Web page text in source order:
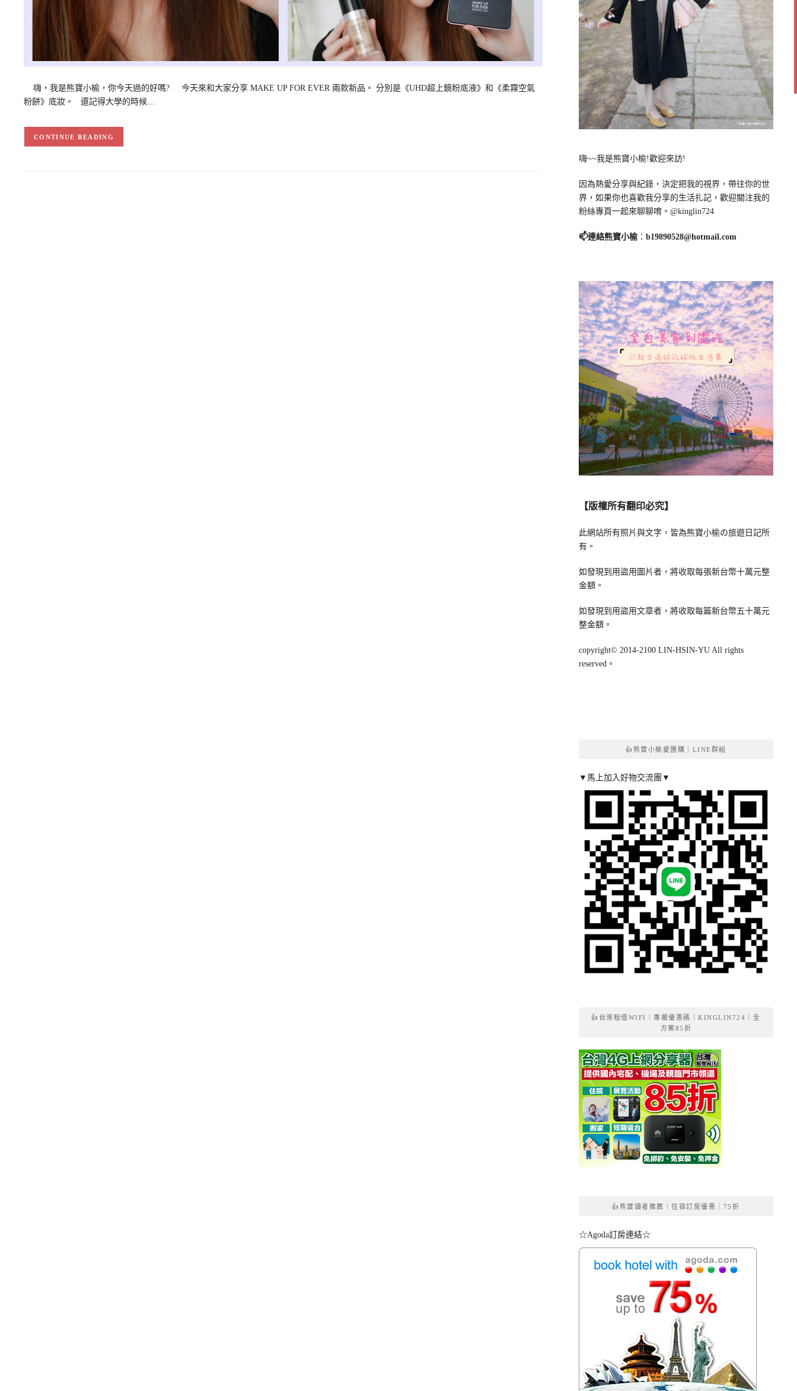
嗨，我是熊寶小榆，你今天過的好嗎? 今天來和大家分享 MAKE UP FOR EVER 兩款新品。 分別是《UHD超上鏡粉底液》和《柔霧空氣
粉餅》底妝。 還記得大學的時候…
CONTINUE READING
嗨~~我是熊寶小榆!歡迎來訪!
因為熱愛分享與紀錄，決定把我的視界，帶往你的世
界，如果你也喜歡我分享的生活扎記，歡迎關注我的
粉絲專頁一起來聊聊唷。@kinglin724
📫連絡熊寶小榆： b19890528@hotmail.com
【版權所有翻印必究】
此網站所有照片與文字，皆為熊寶小榆の旅遊日記所
有。
如發現到用盜用圖片者，將收取每張新台幣十萬元整
金額。
如發現到用盜用文章者，將收取每篇新台幣五十萬元
整金額。
copyright© 2014-2100 LIN-HSIN-YU All rights
reserved。
👍熊寶小榆愛團購｜LINE群組
▼馬上加入好物交流團▼
👍台灣租借WIFI｜專屬優惠碼｜KINGLIN724｜全
方案85折
👍熊寶讀者推薦｜住宿訂房優惠｜75折
☆Agoda訂房連結☆